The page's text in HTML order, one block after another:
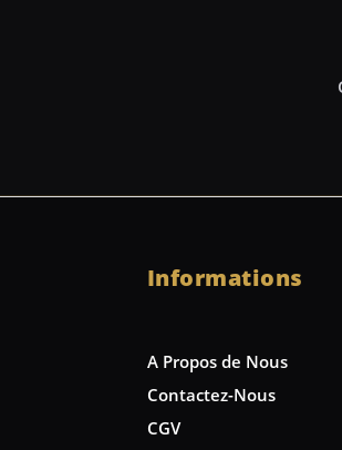
Informations
A Propos de Nous
Contactez-Nous
CGV